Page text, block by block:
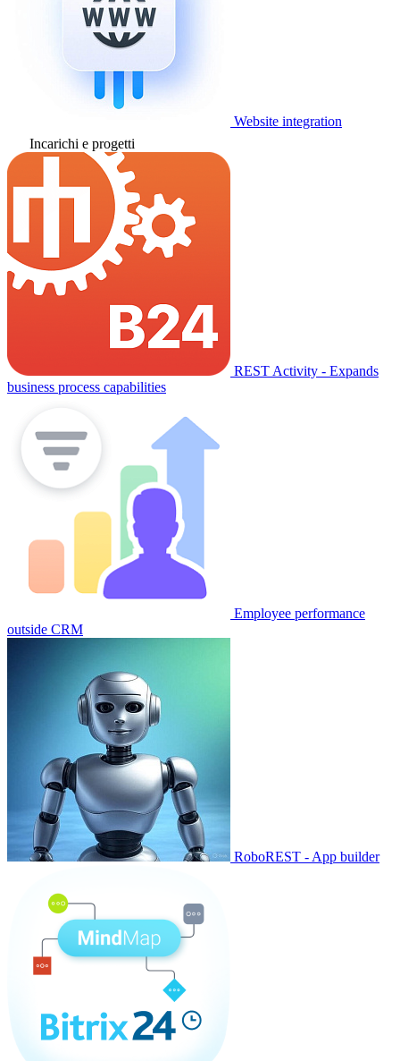
Website integration
Incarichi e progetti
REST Activity - Expands
business process capabilities
Employee performance
outside CRM
RoboREST - App builder